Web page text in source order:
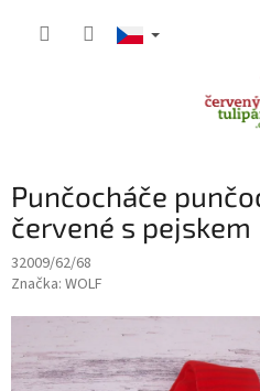
Punčocháče
červené s pejskem
32009/62/68
Značka: WOLF